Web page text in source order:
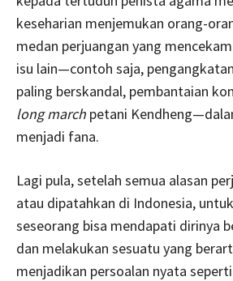
keseharian menjemukan orang-
medan perjuangan yang
isu lain—contoh saja,
paling berskandal, pembantaian
long march petani
menjadi fana.
Lagi pula, setelah semua alasan
atau dipatahkan di Indonesia,
seseorang bisa mendapati dirinya
dan melakukan sesuatu yang
menjadikan persoalan nyata